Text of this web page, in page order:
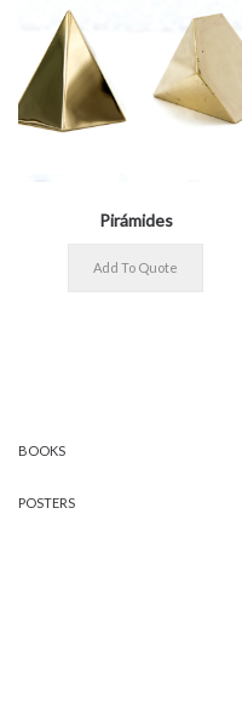
Pirámides
BOOKS
POSTERS